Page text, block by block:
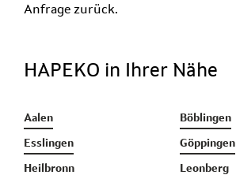
Anfrage zurück.
HAPEKO in Ihrer Nähe
Aalen Böblingen
Esslingen Göppingen
Heilbronn Leonberg